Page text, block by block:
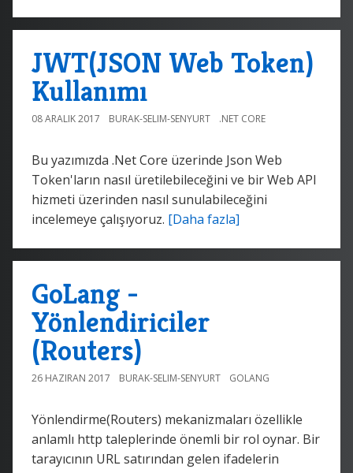
JWT(JSON Web Token)
Kullanımı
08 ARALIK 2017 BURAK-SELIM-SENYURT .NET CORE
Bu yazımızda .Net Core üzerinde Json Web
Token'ların nasıl üretilebileceğini ve bir Web API
hizmeti üzerinden nasıl sunulabileceğini
incelemeye çalışıyoruz. [Daha fazla]
GoLang -
Yönlendiriciler
(Routers)
26 HAZIRAN 2017 BURAK-SELIM-SENYURT GOLANG
Yönlendirme(Routers) mekanizmaları özellikle
anlamlı http taleplerinde önemli bir rol oynar. Bir
tarayıcının URL satırından gelen ifadelerin